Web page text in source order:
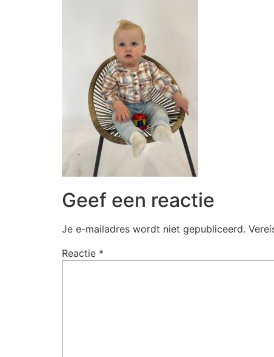
Geef een reactie
Je e-mailadres wordt niet gepubliceerd.
Reactie *